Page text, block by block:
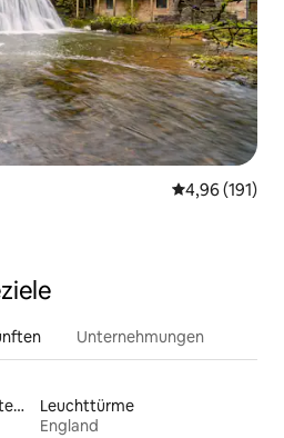
4,96 (191)
Unternehmungen
Unterkünfte mit behindertengerechtem Bett
Leuchttürme
England